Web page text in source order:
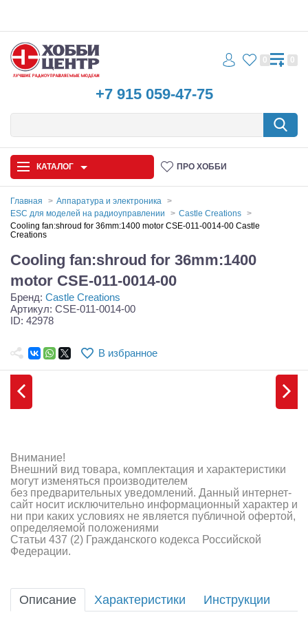
+7 915 059-47-75
0 0
КАТАЛОГ ПРО ХОББИ
Автомодели
Запчасти и аксессуары
Игрушки
Самолеты
Судомодели
Конструкторы
Аккумуляторы и батарейки
Зарядные устройства и блоки питания
Двигатели
Технические жидкости
Оптовая продажа запчастей для моделей
Главная
Аппаратура и электроника
ESC для моделей на радиоуправлении
Castle Creations
Cooling fan:shroud for 36mm:1400 motor CSE-011-0014-00 Castle
Creations
Cooling fan:shroud for 36mm:1400
motor CSE-011-0014-00
Бренд: Castle Creations
Артикул: CSE-011-0014-00
ID: 42978
В избранное
Внимание!
Внешний вид товара, комплектация и характеристики
могут изменяться производителем
без предварительных уведомлений. Данный интернет-
сайт носит исключительно информационный характер и
ни при каких условиях не является публичной офертой,
определяемой положениями
Статьи 437 (2) Гражданского кодекса Российской
Федерации.
Описание Характеристики Инструкции